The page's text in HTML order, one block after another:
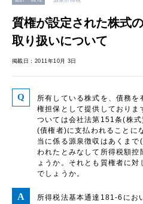
質権が設定された株式
取り扱いについて
掲載日：2011年10月 3日
所有している株式を、債務
権担保として提供しておりま
ついては会社法第151条(株
(債権者)に支払われることに
当に係る源泉徴収はあくま
われたとみなして所得税額控
ょうか。それとも質権者に
でしょうか。
所得税法基本通達181-6にお